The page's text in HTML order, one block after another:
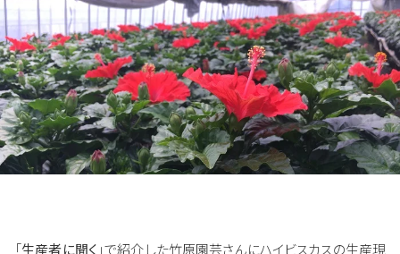
「生産者に聞く 」で紹介した竹原園芸さんにハイビスカスの生産現